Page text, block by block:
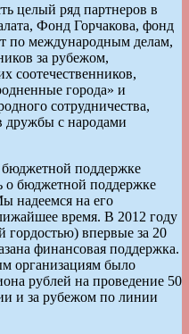
целый ряд партнеров в
Фонд Горчакова, фонд
по международным делам,
за рубежом,
соотечественников,
города» и
сотрудничества,
дружбы с народами
поддержке
о бюджетной поддержке
надеемся на его
время. В 2012 году
гордостью) впервые за 20
финансовая поддержка.
организациям было
рублей на проведение 50
и за рубежом по линии